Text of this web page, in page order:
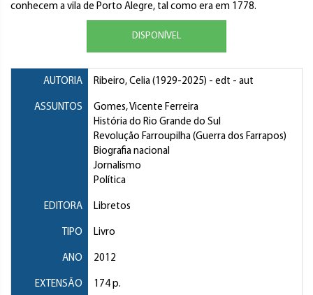
conhecem a vila de Porto Alegre, tal como era em 1778.
DISPONÍVEL
AUTORIA Ribeiro, Celia (1929-2025) - edt - aut
ASSUNTOS
Gomes, Vicente Ferreira
História do Rio Grande do Sul
Revolução Farroupilha (Guerra dos Farrapos)
Biografia nacional
Jornalismo
Política
EDITORA Libretos
TIPO Livro
ANO 2012
EXTENSÃO 174 p.